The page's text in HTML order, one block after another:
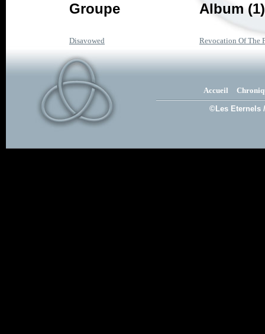
Groupe Album (1)
Disavowed Revocation Of The
Accueil
©Les Eternels